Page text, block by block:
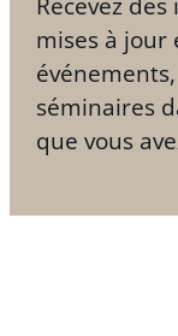
mises à jour
séminaires
que vous